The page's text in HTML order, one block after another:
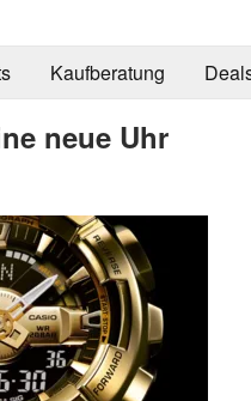
Kaufberatung
neue Uhr